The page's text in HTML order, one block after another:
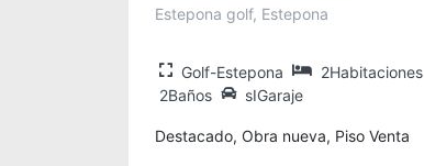
Estepona golf, Estepona
Golf-Estepona
2Habitaciones
2Baños
sIGaraje
Destacado, Obra nueva, Piso Venta